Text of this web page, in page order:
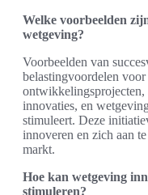
Welke voorbeelden
wetgeving?
Voorbeelden van
belastingvoordelen voor
ontwikkelingsprojecten,
innovaties, en
stimuleert. Deze
innoveren en zich aan
markt.
Hoe kan wetgeving
stimuleren?